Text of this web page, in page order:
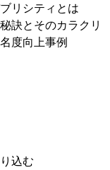
リシティとは
訣とそのカラクリ
度向上事例
込む